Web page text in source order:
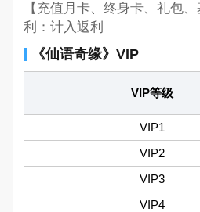
【充值月卡、终身卡、礼包
利：计入返利
《仙语奇缘》VIP
VIP等级
VIP1
VIP2
VIP3
VIP4